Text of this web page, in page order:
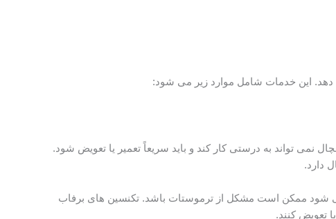
دهد. این خدمات شامل موارد زیر می شود:
تواند به درستی کار کند و باید سریعاً تعمیر یا تعویض شود.
دارد.
شود ممکن است مشکل از ترموستات باشد. تکنسین های برفاب
تعویض کنند.